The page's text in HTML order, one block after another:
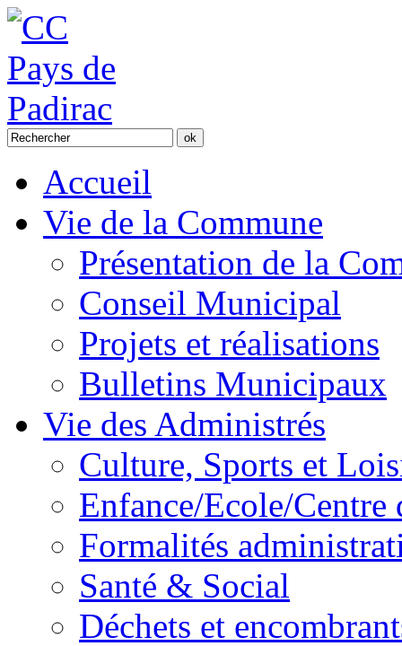
Accueil
Vie de la Commune
Présentation de la
Conseil Municipal
Projets et réalisations
Bulletins Municipaux
Vie des Administrés
Culture, Sports et
Enfance/Ecole/Centre
Formalités
Santé & Social
Déchets et